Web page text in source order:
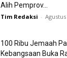
Alih Pemprov...
Tim Redaksi - Agustus
100 Ribu Jemaah
Kebangsaan Buka